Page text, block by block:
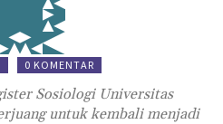
0 KOMENTAR
Sosiologi Universitas
untuk kembali menjadi